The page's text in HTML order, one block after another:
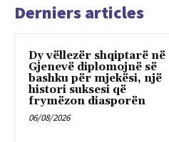
Derniers articles
Dy vëllezër shqiptarë në
Gjenevë diplomojnë së
bashku për mjekësi, një
histori suksesi që
frymëzon diasporën
06/08/2026